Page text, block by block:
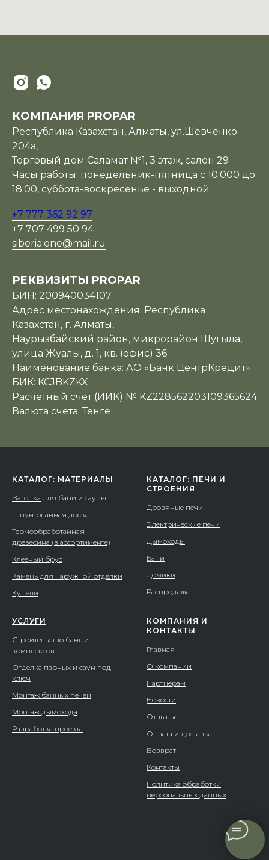
КОМПАНИЯ PROPAR
Республика Казахстан, Алматы, ул.Шевченко
204а,
Торговый дом Саламат №1, 3 этаж, салон 29
Часы работы: понедельник-пятница с 10:000 до
18:00, суббота-воскресенье - выходной
+7 777 362 92 97
+7 707 499 50 94
siberia.one@mail.ru
РЕКВИЗИТЫ PROPAR
БИН: 200940034107
Адрес местонахождения: Республика
Казахстан, г. Алматы,
Наурызбайский район, микрорайон Шугыла,
улица Жуалы, д. 1, кв. (офис) 36
Наименование банка: АО «Банк ЦентрКредит»
БИК: KCJBKZKX
Расчетный счет (ИИК) № KZ228562203109365624
Валюта счета: Тенге
КАТАЛОГ: МАТЕРИАЛЫ
Вагонка для бани и сауны
Шпунтованная доска
Термообработанная
древесина (в ассортименте)
Клееный брус
Камень для наружной отделки
Купели
КАТАЛОГ: ПЕЧИ И
СТРОЕНИЯ
Дровяные печи
Электрические печи
Дымоходы
Бани
Домики
Распродажа
УСЛУГИ
Строительство бань и
комплексов
Отделка парных и саун под
ключ
Монтаж банных печей
Монтаж дымохода
Разработка проекта
КОМПАНИЯ И
КОНТАКТЫ
Главная
О компании
Партнерам
Новости
Отзывы
Оплата и доставка
Возврат
Контакты
Политика обработки
персональных данных